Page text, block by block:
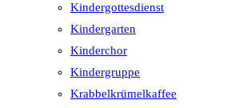
Kindergottesdienst
Kindergarten
Kinderchor
Kindergruppe
Krabbelkrümelkaffee